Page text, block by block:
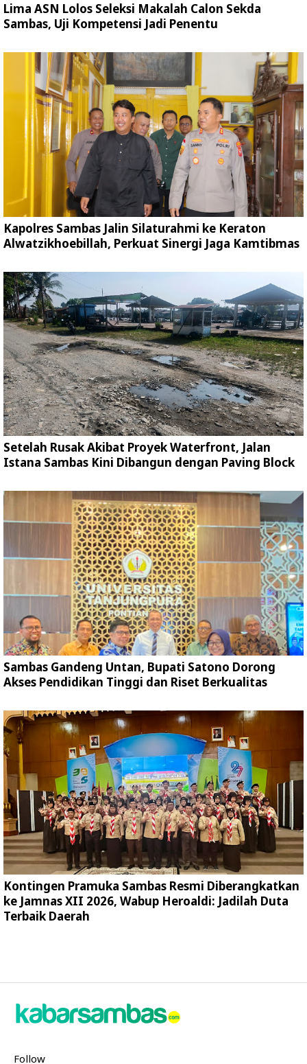
Lima ASN Lolos Seleksi Makalah Calon Sekda
Sambas, Uji Kompetensi Jadi Penentu
Kapolres Sambas Jalin Silaturahmi ke Keraton
Alwatzikhoebillah, Perkuat Sinergi Jaga Kamtibmas
Setelah Rusak Akibat Proyek Waterfront, Jalan
Istana Sambas Kini Dibangun dengan Paving Block
Sambas Gandeng Untan, Bupati Satono Dorong
Akses Pendidikan Tinggi dan Riset Berkualitas
Kontingen Pramuka Sambas Resmi Diberangkatkan
ke Jamnas XII 2026, Wabup Heroaldi: Jadilah Duta
Terbaik Daerah
Follow